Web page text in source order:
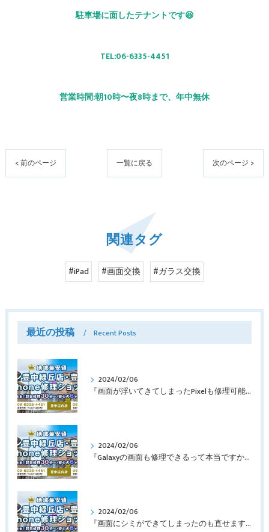
駐車場に面したテナントです😆
TEL:06-6335-4451
営業時間:朝10時〜夜8時まで、年中無休
< 前のページ 一覧に戻る 次のページ >
関連タグ
#iPad #画面交換 #ガラス交換
最近の投稿 Recent Posts
2024/02/06
『画面が浮いてきてしまったPixelも修理可能？』淀川区西三国よりバッテリー交換でご来店♪【Google Pixel5】
2024/02/06
『Galaxyの画面も修理できるって本当ですか？』豊中市服部本町より画面修理でご来店♪【Galaxy Note10+】
2024/02/06
『画面にシミができてしまったのも直せますか？』豊中市南桜塚より画面修理でご来店♪【iPhone11Pro】